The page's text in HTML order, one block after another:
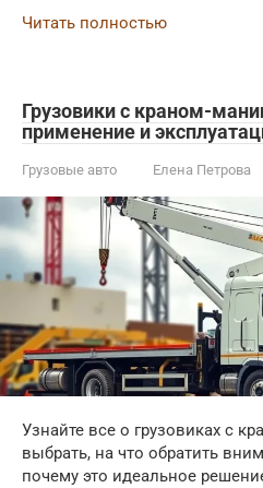
Читать полностью
Грузовики с краном-
применение и
Грузовые авто Елена Петрова
Узнайте все о грузовиках с
выбрать, на что обратить
почему это идеальное